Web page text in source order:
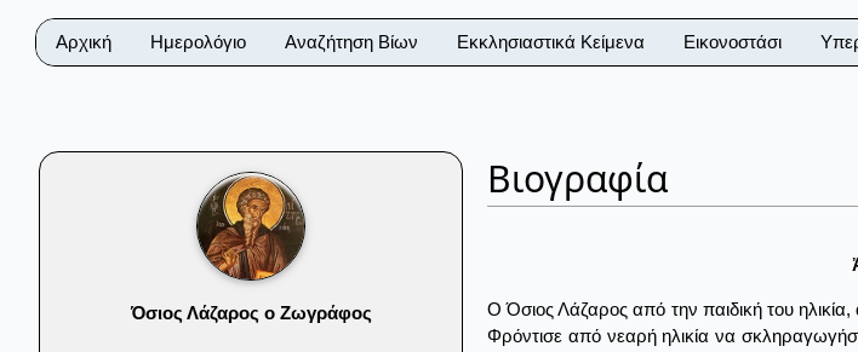
Αρχική Ημερολόγιο Αναζήτηση Βίων Εκκλησιαστικά Κείμενα Εικονοστάσι
Όσιος Λάζαρος ο Ζωγράφος
Βιογραφία
Ο Όσιος Λάζαρος από την παιδική του
Φρόντισε από νεαρή ηλικία να